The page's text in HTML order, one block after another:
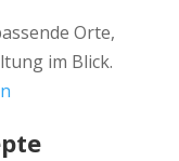
Orte,
im Blick.